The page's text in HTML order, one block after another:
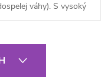
váhy). S vysoký
ľahko stráviteľného
je bohatým